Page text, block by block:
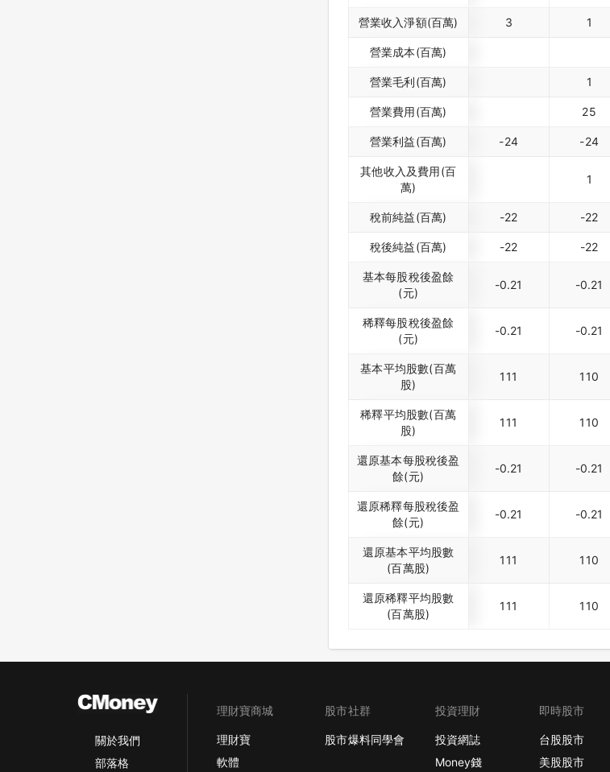
營業收入淨額(百萬) 3 1
營業成本(百萬)
營業毛利(百萬) 1
營業費用(百萬) 25
營業利益(百萬) -24 -24
其他收入及費用(百
萬)
1
稅前純益(百萬) -22 -22
稅後純益(百萬) -22 -22
基本每股稅後盈餘
(元)
-0.21 -0.21
稀釋每股稅後盈餘
(元)
-0.21 -0.21
基本平均股數(百萬
股)
111 110
稀釋平均股數(百萬
股)
111 110
還原基本每股稅後盈
餘(元)
-0.21 -0.21
還原稀釋每股稅後盈
餘(元)
-0.21 -0.21
還原基本平均股數
(百萬股)
111 110
還原稀釋平均股數
(百萬股)
111 110
關於我們
部落格
理財寶商城
理財寶
軟體
股市社群
股市爆料同學會
投資理財
投資網誌
Money錢
即時股市
台股股市
美股股市